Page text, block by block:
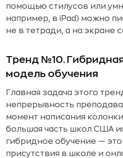
помощью стилусов или
например, в iPad) можно
не в тетради, а на экране
Тренд №10.
модель обучения
Главная задача этого
непрерывность
момент написания
большая часть школ США
гибридное обучение — это
присутствия в школе и